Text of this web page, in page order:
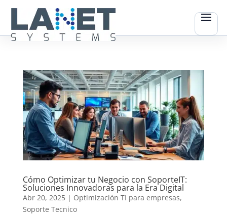
Cómo Optimizar tu Negocio con SoporteIT:
Soluciones Innovadoras para la Era Digital
Abr 20, 2025| Optimización TI para empresas,
Soporte Tecnico